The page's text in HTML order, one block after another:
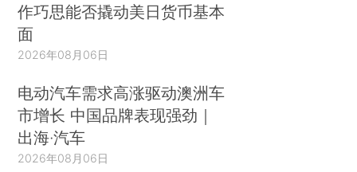
作巧思能否撬动美日货币基本
面
2026年08月06日
电动汽车需求高涨驱动澳洲车
市增长 中国品牌表现强劲｜
出海·汽车
2026年08月06日